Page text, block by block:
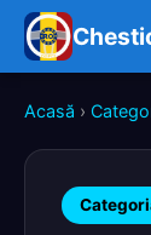
Acasă ›